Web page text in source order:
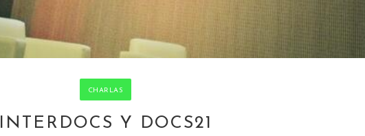
CHARLAS
INTERDOCS Y DOCS21